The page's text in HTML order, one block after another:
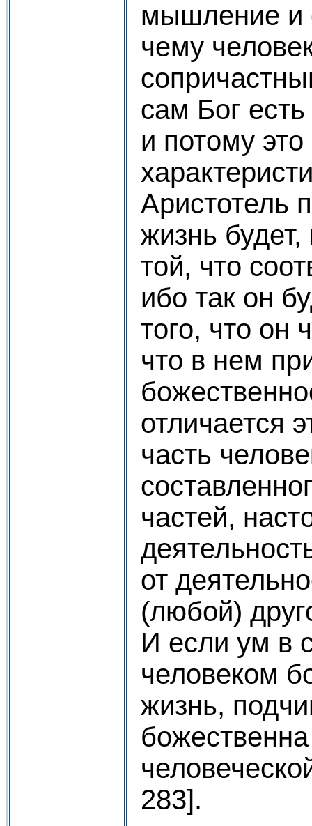
мышление и
чему
сам Бог
и потому
Аристотель
жизнь
той, что
ибо так он
того, что он
что в нем
отличается
часть
частей,
от
(любой)
И если ум в
человеком
жизнь,
283].